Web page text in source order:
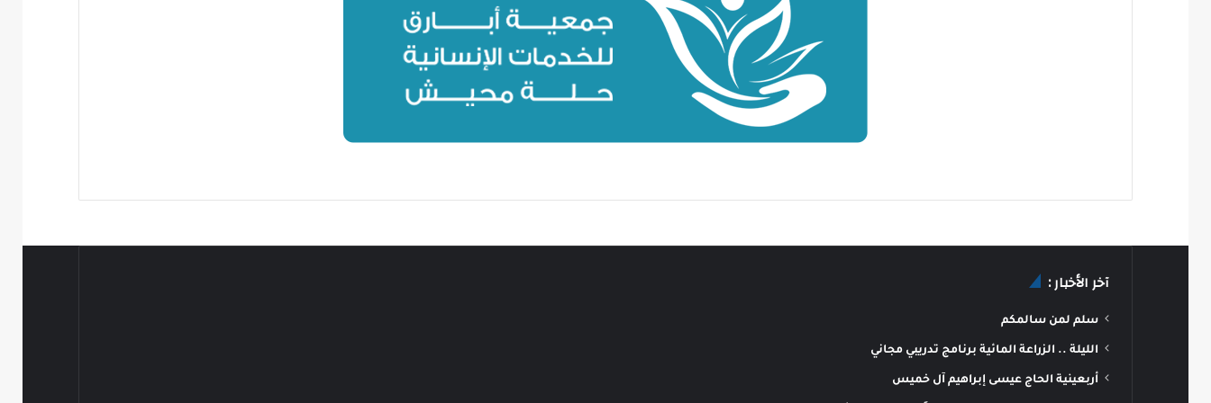
آخر الأخبار :
سلم لمن سالمكم
الليلة .. الزراعة المائية برنامج تدريبي مجاني
أربعينية الحاج عيسى إبراهيم آل خميس